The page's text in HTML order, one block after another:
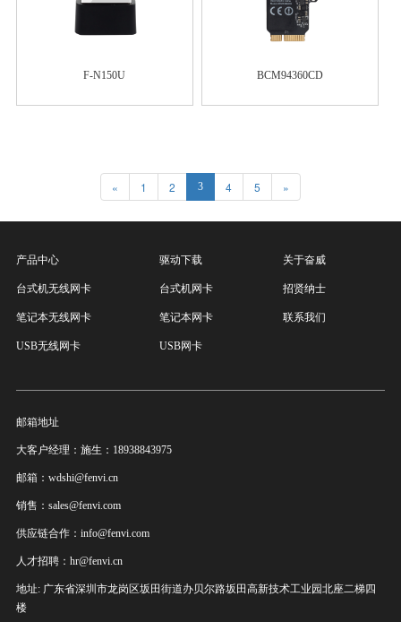
F-N150U BCM94360CD
« 1 2 3 4 5 »
产品中心
台式机无线网卡
笔记本无线网卡
USB无线网卡
驱动下载
台式机网卡
笔记本网卡
USB网卡
关于奋威
招贤纳士
联系我们
邮箱地址
大客户经理：施生：18938843975
邮箱：wdshi@fenvi.cn
销售：sales@fenvi.com
供应链合作：info@fenvi.com
人才招聘：hr@fenvi.cn
地址: 广东省深圳市龙岗区坂田街道办贝尔路坂田高新技术工业园北座二梯四
楼